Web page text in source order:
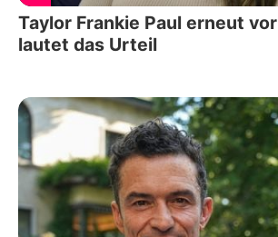
Taylor Frankie Paul erneut
lautet das Urteil